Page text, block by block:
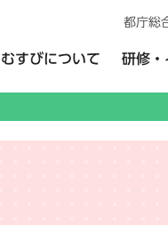
すびについて 研修・
都庁総